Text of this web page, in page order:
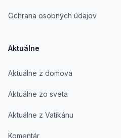
Ochrana osobných údajov
Aktuálne
Aktuálne z domova
Aktuálne zo sveta
Aktuálne z Vatikánu
Komentár